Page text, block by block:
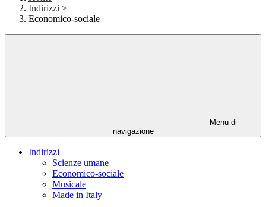
Indirizzi >
Economico-sociale
Menu di
navigazione
Indirizzi
Scienze umane
Economico-sociale
Musicale
Made in Italy